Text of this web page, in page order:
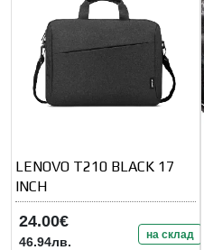
LENOVO T210 BLACK 17
INCH
24.00€
46.94лв. на склад